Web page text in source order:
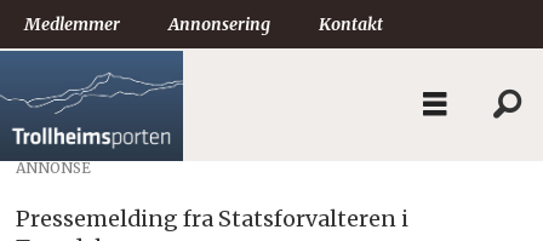
Medlemmer Annonsering Kontakt
ANNONSE
Pressemelding fra Statsforvalteren i